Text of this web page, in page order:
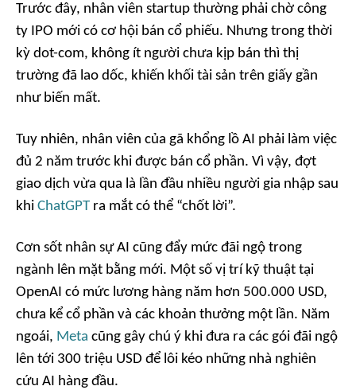
Trước đây, nhân viên startup thường phải chờ công
ty IPO mới có cơ hội bán cổ phiếu. Nhưng trong thời
kỳ dot-com, không ít người chưa kịp bán thì thị
trường đã lao dốc, khiến khối tài sản trên giấy gần
như biến mất.
Tuy nhiên, nhân viên của gã khổng lồ AI phải làm việc
đủ 2 năm trước khi được bán cổ phần. Vì vậy, đợt
giao dịch vừa qua là lần đầu nhiều người gia nhập sau
khi ChatGPT ra mắt có thể “chốt lời”.
Cơn sốt nhân sự AI cũng đẩy mức đãi ngộ trong
ngành lên mặt bằng mới. Một số vị trí kỹ thuật tại
OpenAI có mức lương hàng năm hơn 500.000 USD,
chưa kể cổ phần và các khoản thưởng một lần. Năm
ngoái, Meta cũng gây chú ý khi đưa ra các gói đãi ngộ
lên tới 300 triệu USD để lôi kéo những nhà nghiên
cứu AI hàng đầu.